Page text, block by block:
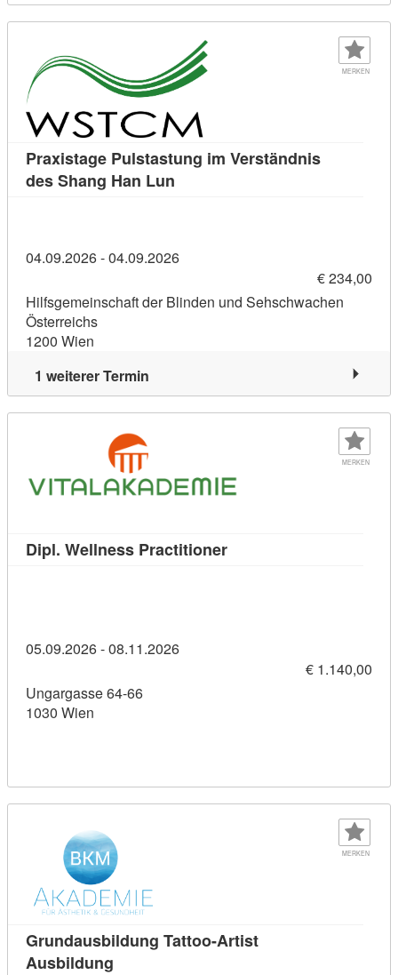
MERKEN
Praxistage Pulstastung im Verständnis
des Shang Han Lun
04.09.2026 - 04.09.2026
€ 234,00
Hilfsgemeinschaft der Blinden und Sehschwachen
Österreichs
1200 Wien
1 weiterer Termin
MERKEN
Dipl. Wellness PractitionerKursdetail: Dipl.
05.09.2026 - 08.11.2026
€ 1.140,00
Ungargasse 64-66
1030 Wien
MERKEN
Grundausbildung Tattoo-Artist
Ausbildung